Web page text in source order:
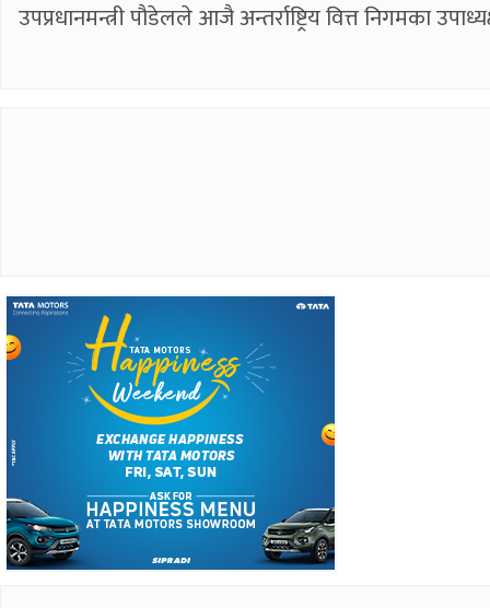
उपप्रधानमन्त्री पौडेलले आजै अन्तर्राष्ट्रिय वित्त निगमका